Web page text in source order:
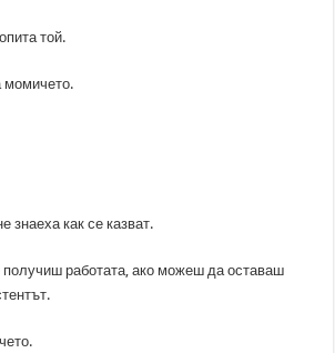
той.
момичето.
знаеха как се казват.
работата, ако можеш да оставаш